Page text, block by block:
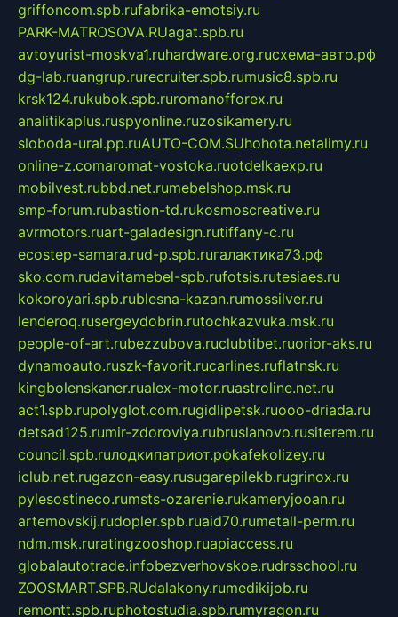
griffoncom.spb.rufabrika-emotsiy.ru
PARK-MATROSOVA.RUagat.spb.ru
avtoyurist-moskva1.ruhardware.org.ruсхема-авто.рф
dg-lab.ruangrup.rurecruiter.spb.rumusic8.spb.ru
krsk124.rukubok.spb.ruromanofforex.ru
analitikaplus.ruspyonline.ruzosikamery.ru
sloboda-ural.pp.ruAUTO-COM.SUhohota.netalimy.ru
online-z.comaromat-vostoka.ruotdelkaexp.ru
mobilvest.rubbd.net.rumebelshop.msk.ru
smp-forum.rubastion-td.rukosmoscreative.ru
avrmotors.ruart-galadesign.rutiffany-c.ru
ecostep-samara.rud-p.spb.ruгалактика73.рф
sko.com.rudavitamebel-spb.rufotsis.rutesiaes.ru
kokoroyari.spb.rublesna-kazan.rumossilver.ru
lenderoq.rusergeydobrin.rutochkazvuka.msk.ru
people-of-art.rubezzubova.ruclubtibet.ruorior-aks.ru
dynamoauto.ruszk-favorit.rucarlines.ruflatnsk.ru
kingbolenskaner.rualex-motor.ruastroline.net.ru
act1.spb.rupolyglot.com.rugidlipetsk.ruooo-driada.ru
detsad125.rumir-zdoroviya.rubruslanovo.rusiterem.ru
council.spb.ruлодкипатриот.рфkafekolizey.ru
iclub.net.rugazon-easy.rusugarepilekb.rugrinox.ru
pylesostineco.rumsts-ozarenie.rukameryjooan.ru
artemovskij.rudopler.spb.ruaid70.rumetall-perm.ru
ndm.msk.ruratingzooshop.ruapiaccess.ru
globalautotrade.infobezverhovskoe.rudrsschool.ru
ZOOSMART.SPB.RUdalakony.rumedikijob.ru
remontt.spb.ruphotostudia.spb.rumyragon.ru